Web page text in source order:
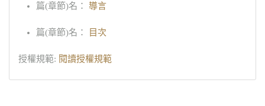
篇(章節)名： 導言
篇(章節)名： 目次
授權規範: 閱讀授權規範